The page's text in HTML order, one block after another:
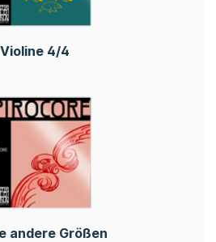
Violine 4/4
andere Größen